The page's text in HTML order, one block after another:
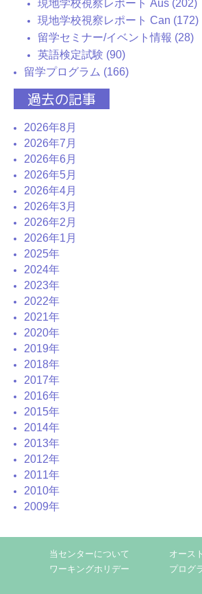
現地学校視察レポート Aus (202)
現地学校視察レポート Can (172)
留学セミナー/イベント情報 (28)
英語検定試験 (90)
留学プログラム (166)
過去の記事
2026年8月
2026年7月
2026年6月
2026年5月
2026年4月
2026年3月
2026年2月
2026年1月
2025年
2024年
2023年
2022年
2021年
2020年
2019年
2018年
2017年
2016年
2015年
2014年
2013年
2012年
2011年
2010年
2009年
当センターについて
ワーキングホリデー
オース
プログ